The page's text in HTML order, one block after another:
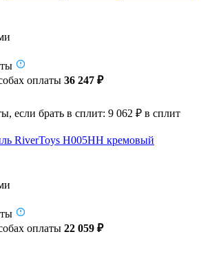
оплаты 36 247 ₽
если брать в сплит: 9 062 ₽ в сплит
RiverToys H005HH кремовый
оплаты 22 059 ₽